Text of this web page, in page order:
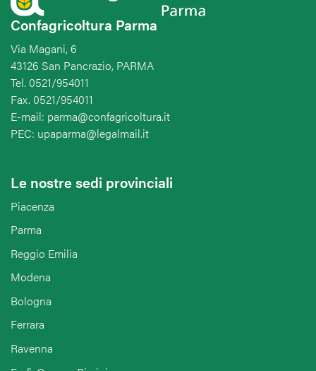
Confagricoltura Parma
Via Magani, 6
43126 San Pancrazio, PARMA
Tel. 0521/954011
Fax. 0521/954011
E-mail: parma@confagricoltura.it
PEC: upaparma@legalmail.it
Le nostre sedi provinciali
Piacenza
Parma
Reggio Emilia
Modena
Bologna
Ferrara
Ravenna